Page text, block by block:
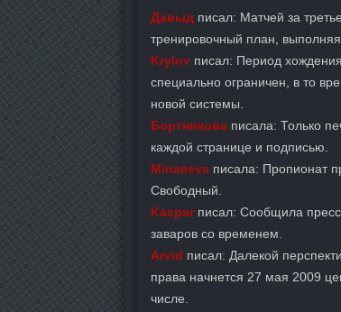
Давыд писал: Матчей за третье
тренировочный план, выполняя.
Krylov писал: Период
специально ограничен, в то
новой системы.
Бортникова писала: Только
каждой странице и подписью.
Minaeeva писала: Пропионат
Свободный.
Kasparписал: Сообщила
заваров со временем.
Arvid писал: Далекой
права начнется 27 мая 2009
числе.